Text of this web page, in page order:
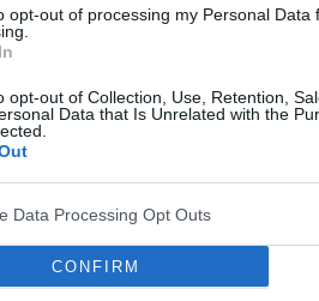
opt-out of processing my Personal Data
opt-out of Collection, Use, Retention,
Data that Is Unrelated with the
Data Processing Opt Outs
CONFIRM
ms i wystąpiło o 2:48 Ilość
z blokiem przedsionkowo -
6 epizodów bloku
odstępem RR 2106 ms